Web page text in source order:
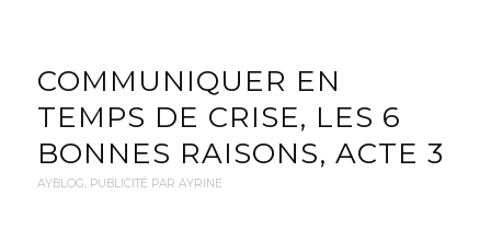
COMMUNIQUER EN
TEMPS DE CRISE, LES 6
BONNES RAISONS, ACTE 3
AYBLOG, PUBLICITÉ PAR AYRINE